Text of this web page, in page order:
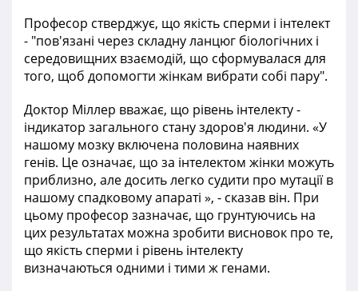
Професор стверджує, що якість сперми і інтелект
- "пов'язані через складну ланцюг біологічних і
середовищних взаємодій, що сформувалася для
того, щоб допомогти жінкам вибрати собі пару".
Доктор Міллер вважає, що рівень інтелекту -
індикатор загального стану здоров'я людини. «У
нашому мозку включена половина наявних
генів. Це означає, що за інтелектом жінки можуть
приблизно, але досить легко судити про мутації в
нашому спадковому апараті », - сказав він. При
цьому професор зазначає, що грунтуючись на
цих результатах можна зробити висновок про те,
що якість сперми і рівень інтелекту
визначаються одними і тими ж генами.